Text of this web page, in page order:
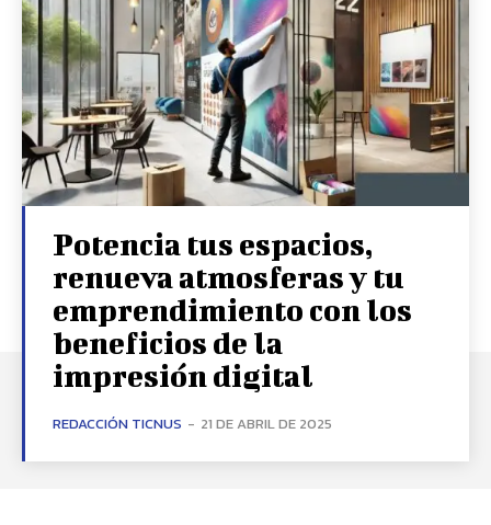
Potencia tus espacios,
renueva atmosferas y tu
emprendimiento con los
beneficios de la
impresión digital
REDACCIÓN TICNUS - 21 DE ABRIL DE 2025